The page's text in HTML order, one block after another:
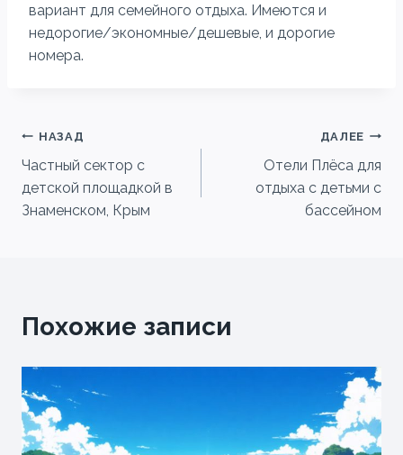
вариант для семейного отдыха. Имеются и
недорогие/экономные/дешевые, и дорогие
номера.
Навигация
по
записям
НАЗАД
Частный сектор с
детской площадкой в
Знаменском, Крым
ДАЛЕЕ
Отели Плёса для
отдыха с детьми с
бассейном
Похожие записи